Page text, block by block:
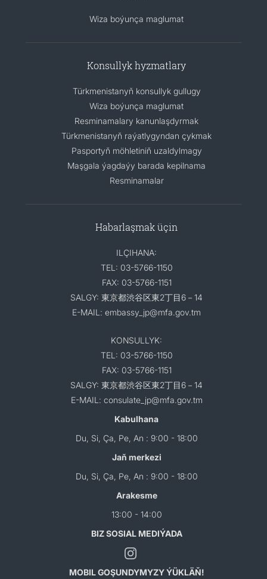
Wiza boýunça maglumat
Konsullyk hyzmatlary
Türkmenistanyň konsullyk gullugy
Wiza boýunça maglumat
Resminamalary kanunlaşdyrmak
Türkmenistanyň raýatlygyndan çykmak
Pasportyň möhletiniň uzaldylmagy
Maşgala ýagdaýy barada kepilnama
Resminamalar
Habarlaşmak üçin
ILÇIHANA:
TEL: 03-5766-1150
FAX: 03-5766-1151
SALGY: 東京都渋谷区東2丁目6－14
E-MAIL: embassy_jp@mfa.gov.tm
KONSULLYK:
TEL: 03-5766-1150
FAX: 03-5766-1151
SALGY: 東京都渋谷区東2丁目6－14
E-MAIL: consulate_jp@mfa.gov.tm
Kabulhana
Du, Si, Ça, Pe, An : 9:00 - 18:00
Jaň merkezi
Du, Si, Ça, Pe, An : 9:00 - 18:00
Arakesme
13:00 - 14:00
BIZ SOSIAL MEDIÝADA
MOBIL GOŞUNDYMYZY ÝÜKLÄŇ!